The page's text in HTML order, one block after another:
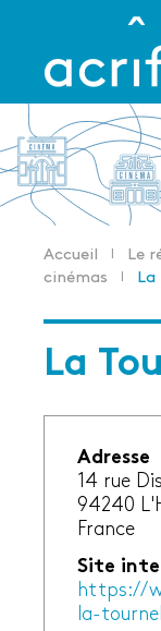
contenu
principal
Fil
Accueil Le
cinémas
La
La
Adresse
14 rue
94240
France
Site
https://
la-